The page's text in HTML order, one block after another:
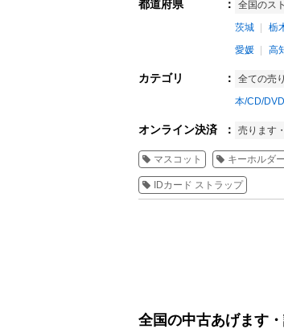
都道府県 ： 全国のス
茨城
栃
愛媛
高
カテゴリ ： 全ての売
本/CD/DVD
オンライン決済 ： 売ります
マスコット キーホルダー
IDカード ストラップ
全国の中古あげます